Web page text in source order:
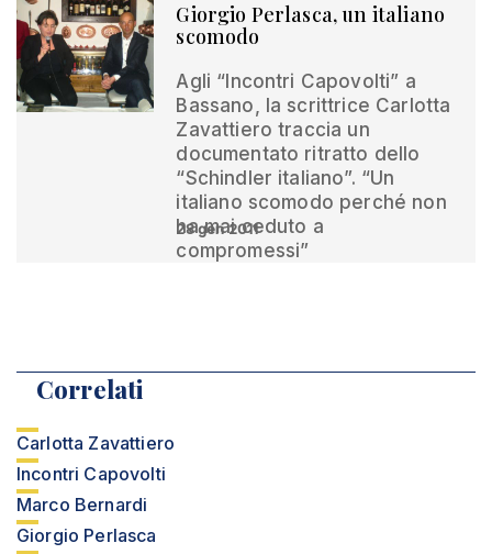
Giorgio Perlasca, un italiano
scomodo
Agli “Incontri Capovolti” a
Bassano, la scrittrice Carlotta
Zavattiero traccia un
documentato ritratto dello
“Schindler italiano”. “Un
italiano scomodo perché non
ha mai ceduto a
compromessi”
28 gen 2011
Correlati
Carlotta Zavattiero
Incontri Capovolti
Marco Bernardi
Giorgio Perlasca